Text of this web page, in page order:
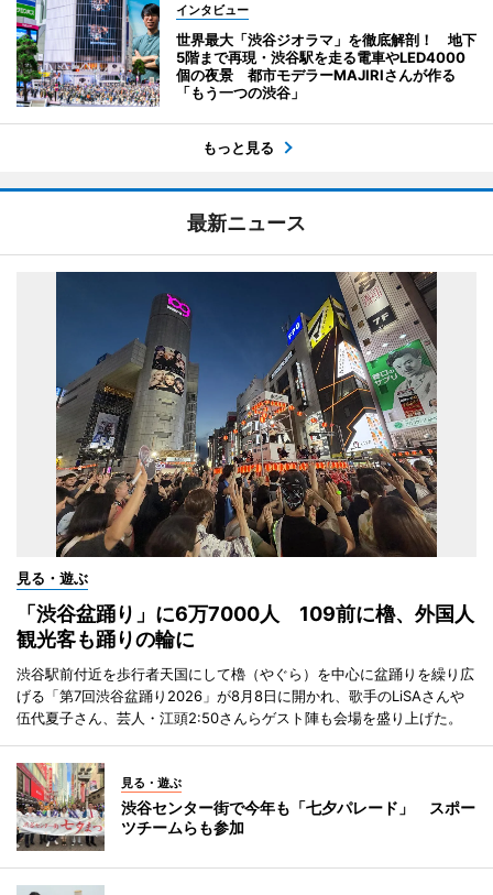
インタビュー
世界最大「渋谷ジオラマ」を徹底解剖！ 地下
5階まで再現・渋谷駅を走る電車やLED4000
個の夜景 都市モデラーMAJIRIさんが作る
「もう一つの渋谷」
もっと見る
最新ニュース
見る・遊ぶ
「渋谷盆踊り」に6万7000人 109前に櫓、外国人
観光客も踊りの輪に
渋谷駅前付近を歩行者天国にして櫓（やぐら）を中心に盆踊りを繰り広
げる「第7回渋谷盆踊り2026」が8月8日に開かれ、歌手のLiSAさんや
伍代夏子さん、芸人・江頭2:50さんらゲスト陣も会場を盛り上げた。
見る・遊ぶ
渋谷センター街で今年も「七夕パレード」 スポー
ツチームらも参加